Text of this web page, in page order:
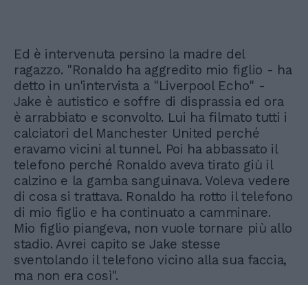
Ed è intervenuta persino la madre del
ragazzo. "Ronaldo ha aggredito mio figlio - ha
detto in un'intervista a "Liverpool Echo" -
Jake è autistico e soffre di disprassia ed ora
è arrabbiato e sconvolto. Lui ha filmato tutti i
calciatori del Manchester United perché
eravamo vicini al tunnel. Poi ha abbassato il
telefono perché Ronaldo aveva tirato giù il
calzino e la gamba sanguinava. Voleva vedere
di cosa si trattava. Ronaldo ha rotto il telefono
di mio figlio e ha continuato a camminare.
Mio figlio piangeva, non vuole tornare più allo
stadio. Avrei capito se Jake stesse
sventolando il telefono vicino alla sua faccia,
ma non era così".